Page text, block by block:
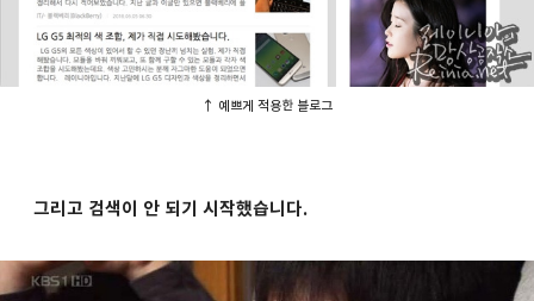
↑ 예쁘게 적용한 블로그
그리고 검색이 안 되기 시작했습니다.